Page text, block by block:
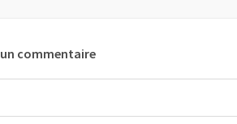
commentaire